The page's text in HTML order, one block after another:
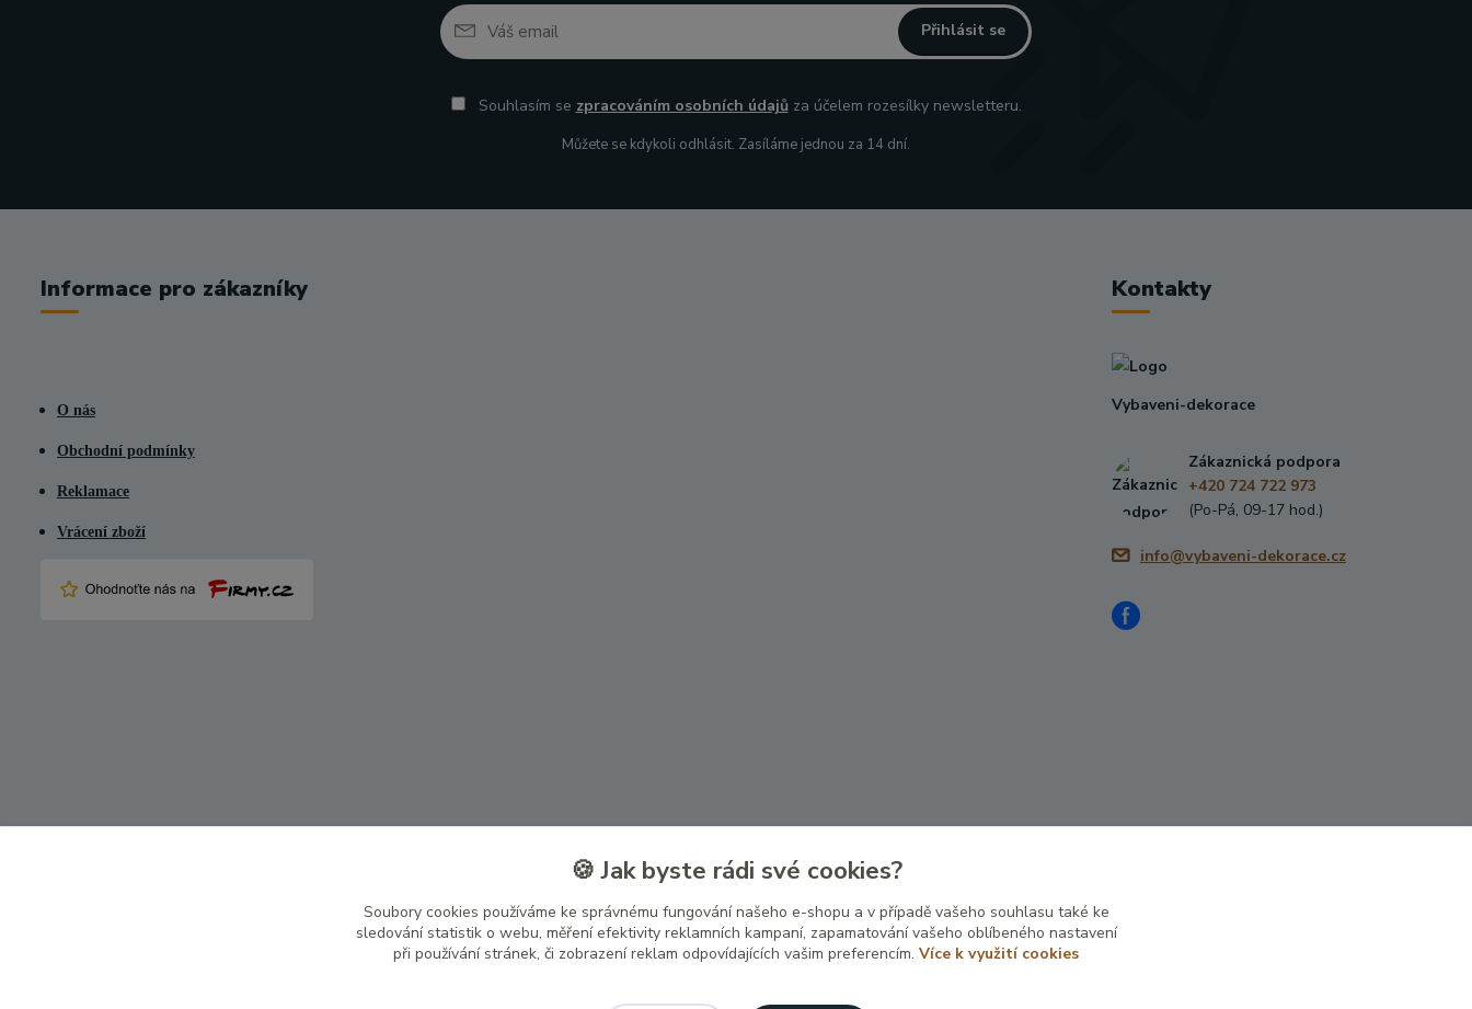
Přihlásit se
Souhlasím se zpracováním osobních údajůza účelem rozesílky newsletteru.
Můžete se kdykoli odhlásit. Zasíláme jednou za 14 dní.
Informace pro zákazníky
O nás
Obchodní podmínky
Reklamace
Vrácení zboží
Kontakty
Vybaveni-dekorace
Zákaznická podpora
+420 724 722 973
(Po-Pá, 09-17 hod.)
info@vybaveni-dekorace.cz
🍪 Jak byste rádi své cookies?
Soubory cookies používáme ke správnému fungování našeho e-shopu a v případě vašeho souhlasu také ke
sledování statistik o webu, měření efektivity reklamních kampaní, zapamatování vašeho oblíbeného nastavení
při používání stránek, či zobrazení reklam odpovídajících vašim preferencím. Více k využití cookies